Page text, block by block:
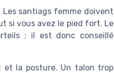
santiags femme doivent
si vous avez le pied fort. Le
; il est donc conseillé
et la posture. Un talon trop